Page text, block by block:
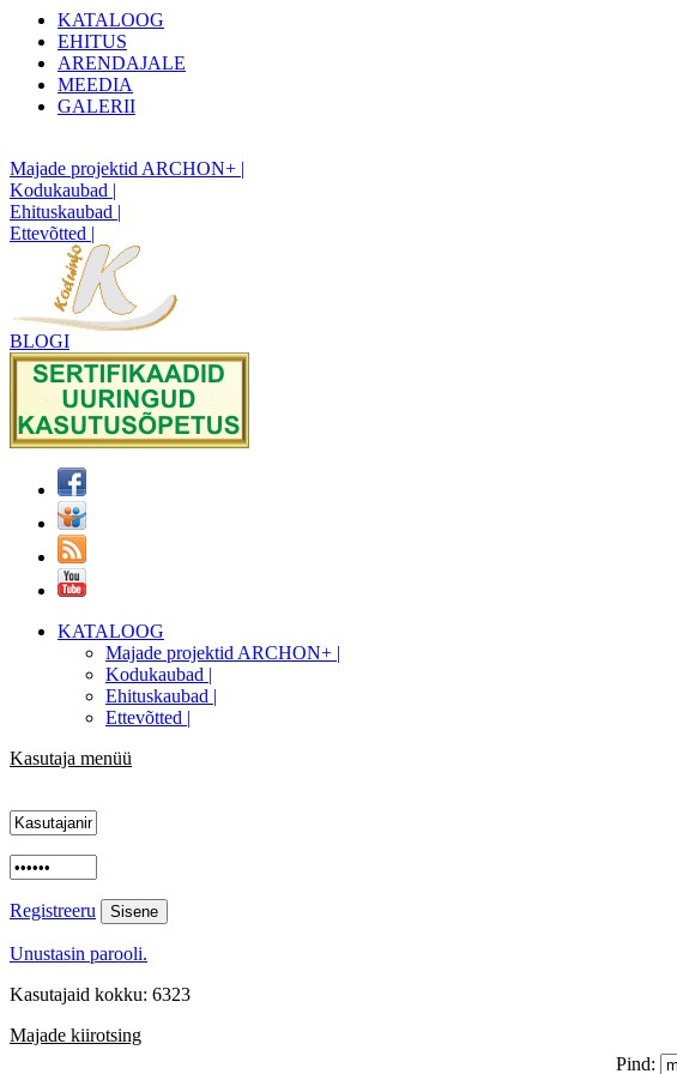
KATALOOG
EHITUS
ARENDAJALE
MEEDIA
GALERII
Majade projektid ARCHON+ |
Kodukaubad |
Ehituskaubad |
Ettevõtted |
BLOGI
KATALOOG
Majade projektid ARCHON+ |
Kodukaubad |
Ehituskaubad |
Ettevõtted |
Kasutaja menüü
Registreeru
Unustasin parooli.
Kasutajaid kokku: 6323
Majade kiirotsing
Pind: